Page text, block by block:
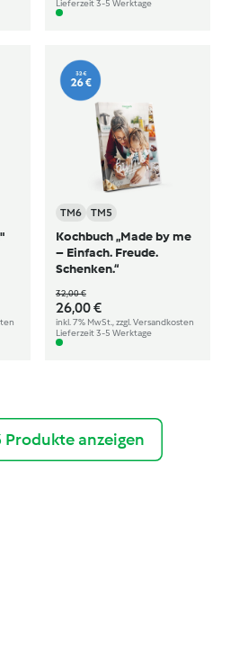
Lieferzeit 3-5 Werktage
TM6 TM5
Kochbuch „Made by me
– Einfach. Freude.
Schenken.“
32,00 €
26,00 €
inkl. 7% MwSt., zzgl. Versandkosten
Lieferzeit 3-5 Werktage
Produkte anzeigen